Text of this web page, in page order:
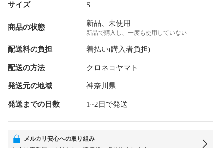
サイズ S
商品の状態 新品、未使用
新品で購入し、一度も使用していない
配送料の負担 着払い(購入者負担)
配送の方法 クロネコヤマト
発送元の地域 神奈川県
発送までの日数 1~2日で発送
メルカリ安心への取り組み